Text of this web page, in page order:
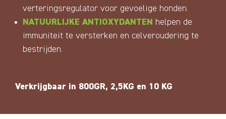
verteringsregulator voor gevoelige honden.
NATUURLIJKE ANTIOXYDANTEN
helpen de
immuniteit te versterken en celveroudering te
bestrijden.
Verkrijgbaar in 800GR, 2,5KG en 10 KG